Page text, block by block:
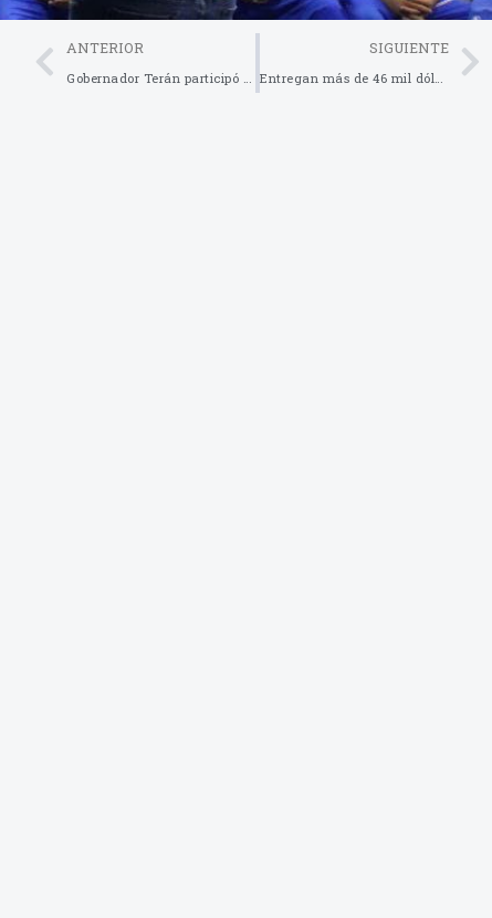
Prev
ANTERIOR
Gobernador Terán participó en el congreso estadal de la FEVEEM 2024
SIGUIENTE
Entregan más de 46 mil dólares en ayudas sociales